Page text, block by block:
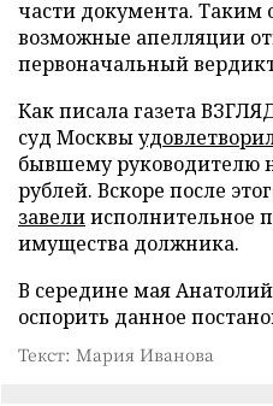
части документа. Таким
возможные апелляции
первоначальный
Как писала газета
суд Москвы
бывшему руководителю
рублей. Вскоре после
завелиисполнительное
имущества должника.
В середине мая
оспорить данное
Текст: Мария Иванова